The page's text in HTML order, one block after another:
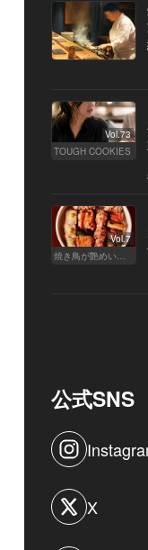
Vol.73
TOUGH COOKIES
Vol.7
焼き鳥が艶めいてきた
公式SNS
X